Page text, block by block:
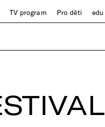
TV program Pro děti edu